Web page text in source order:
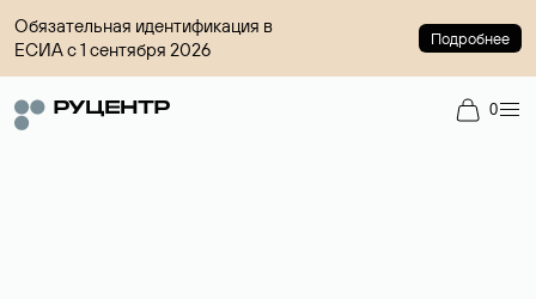
Обязательная идентификация в
ЕСИА с 1 сентября 2026
Подробнее
0